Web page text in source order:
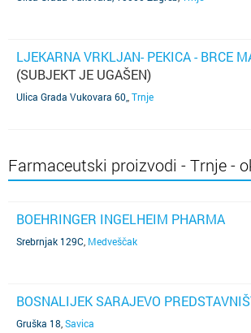
LJEKARNA VRKLJAN- PEKICA - BRCE
(SUBJEKT JE UGAŠEN)
Ulica Grada Vukovara 60, Trnje
Farmaceutski proizvodi - Trnje -
BOEHRINGER INGELHEIM PHARMA
Srebrnjak 129C Medveščak
BOSNALIJEK SARAJEVO
Gruška 18 Savica